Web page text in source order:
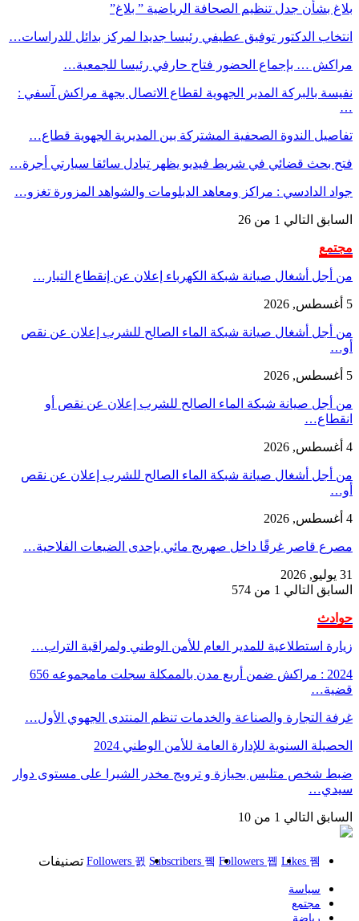
بلاغ بشأن جدل تنظيم الصحافة الرياضية ” بلاغ”
انتخاب الدكتور توفيق عطيفي رئيسا جديدا لمركز بدائل للدراسات…
مراكش … بإجماع الحضور فتاح حارفي رئيسا للجمعية…
نفيسة بالبركة المدير الجهوية لقطاع الاتصال بجهة مراكش آسفي :
…
تفاصيل الندوة الصحفية المشتركة بين المديرية الجهوية قطاع…
فتح بحث قضائي في شريط فيديو يظهر تبادل سائقا سيارتي أجرة…
جواد الدادسي : مراكز ومعاهد الدبلومات والشواهد المزورة تغزو…
السابق التالي 1 من 26
مجتمع
من أجل أشغال صيانة شبكة الكهرباء إعلان عن إنقطاع التيار…
5 أغسطس, 2026
من أجل أشغال صيانة شبكة الماء الصالح للشرب إعلان عن نقص
أو…
5 أغسطس, 2026
من أجل صيانة شبكة الماء الصالح للشرب إعلان عن نقص أو
انقطاع…
4 أغسطس, 2026
من أجل أشغال صيانة شبكة الماء الصالح للشرب إعلان عن نقص
أو…
4 أغسطس, 2026
مصرع قاصر غرقًا داخل صهريج مائي بإحدى الضيعات الفلاحية…
31 يوليو, 2026
السابق التالي 1 من 574
حوادث
زيارة استطلاعية للمدير العام للأمن الوطني ولمراقبة التراب…
2024 : مراكش ضمن أربع مدن بالممكلة سجلت مامجموعه 656
قضية…
غرفة التجارة والصناعة والخدمات تنظم المنتدى الجهوي الأول…
الحصيلة السنوية للإدارة العامة للأمن الوطني 2024
ضبط شخص متلبس بحيازة و ترويج مخدر الشيرا على مستوى دوار
سيدي…
السابق التالي 1 من 10
تصنيفات
سياسة
مجتمع
رياضة